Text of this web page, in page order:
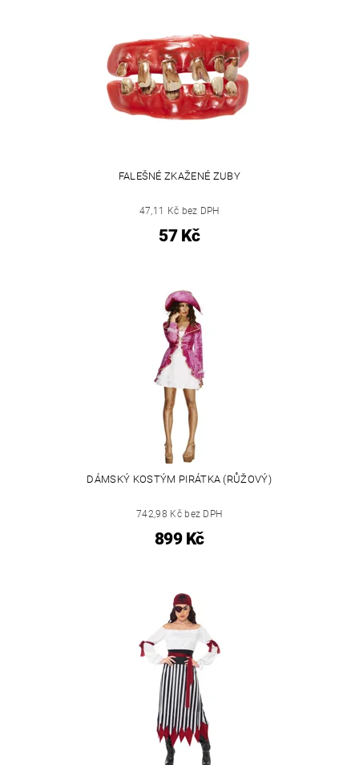
FALEŠNÉ ZKAŽENÉ ZUBY
47,11 Kč bez DPH
57 Kč
DÁMSKÝ KOSTÝM PIRÁTKA (RŮŽOVÝ)
742,98 Kč bez DPH
899 Kč